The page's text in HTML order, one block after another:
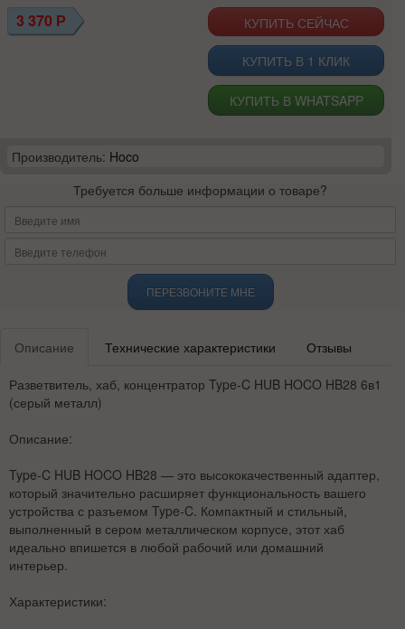
3 370 Р
КУПИТЬ В 1 КЛИК
КУПИТЬ В WHATSAPP
Производитель: Hoco
Требуется больше информации о товаре?
ПЕРЕЗВОНИТЕ МНЕ
Описание Технические характеристики Отзывы
Разветвитель, хаб, концентратор Type-C HUB HOCO HB28 6в1
(серый металл)
Описание:
Type-C HUB HOCO HB28 — это высококачественный адаптер,
который значительно расширяет функциональность вашего
устройства с разъемом Type-C. Компактный и стильный,
выполненный в сером металлическом корпусе, этот хаб
идеально впишется в любой рабочий или домашний
интерьер.
Характеристики: